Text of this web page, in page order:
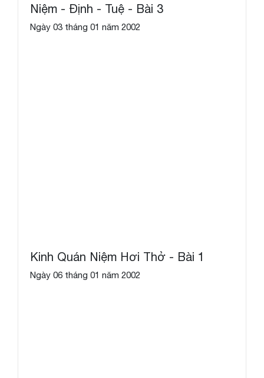
Niệm - Định - Tuệ - Bài 3
Ngày 03 tháng 01 năm 2002
Kinh Quán Niệm Hơi Thở - Bài 1
Ngày 06 tháng 01 năm 2002